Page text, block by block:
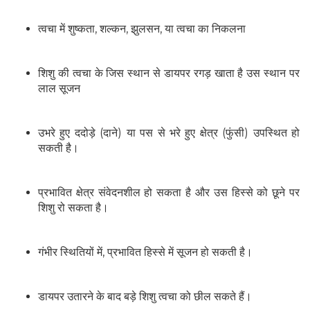
त्वचा में शुष्कता, शल्कन, झुलसन, या त्वचा का निकलना
शिशु की त्वचा के जिस स्थान से डायपर रगड़ खाता है उस स्थान पर
लाल सूजन
उभरे हुए ददोड़े (दाने) या पस से भरे हुए क्षेत्र (फुंसी) उपस्थित हो
सकती है।
प्रभावित क्षेत्र संवेदनशील हो सकता है और उस हिस्से को छूने पर
शिशु रो सकता है।
गंभीर स्थितियों में, प्रभावित हिस्से में सूजन हो सकती है।
डायपर उतारने के बाद बड़े शिशु त्वचा को छील सकते हैं।